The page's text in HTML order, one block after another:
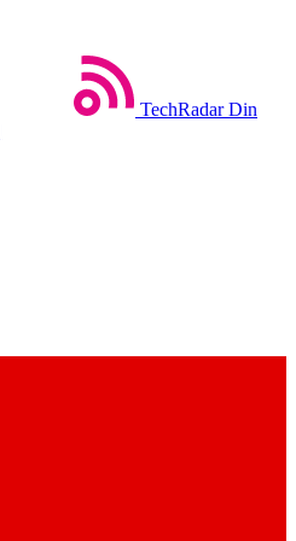
TechRadar Din